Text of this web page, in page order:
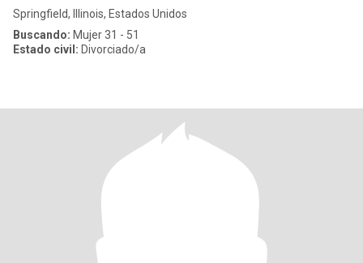
Springfield, Illinois, Estados Unidos
Buscando: Mujer 31 - 51
Estado civil: Divorciado/a